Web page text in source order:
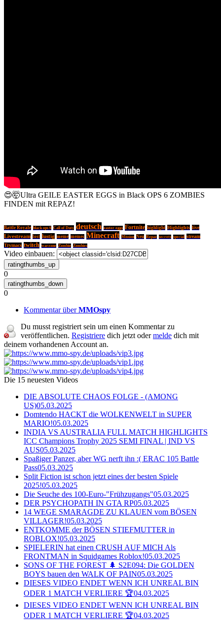
😍🤯Ultra GEILE EASTER EGGS in Black OPS 6 ZOMBIES
FINDEN mit REPAZ!
Battle Royale black ops 6 Call of Duty deutsch easter eggs Fortnite highlight Highlights live
Livestream lost lustig meme memes Minecraft Mission Neu Repaz secrets special stream
Trymacs twitch warzone Zombie Zombies
Video einbauen:
0
0
Kommentar überMMOspy
Du musst registriert sein um einen Kommentar zu
veröffentlichen. Registriere dich jetzt odermelde dich mit
deinem vorhandenen Account an.
Die 15 neuesten Videos
DIE ABSOLUTE CHAOS FOLGE - (AMONG
US)05.03.2025
Domtendo HACKT die WOLKENWELT in SUPER
MARIO!05.03.2025
INDIA VS AUSTRALIA FULL MATCH HIGHLIGHTS
ICC Champions Trophy 2025 SEMI FINAL | IND VS
AUS05.03.2025
Spaßiger Panzer, aber WG nerft ihn :( ERAC 105 Battle
Pass05.03.2025
Split Fiction ist schon jetzt eines der besten Spiele
2025!05.03.2025
Die Seuche des 100-Euro-"Frühzugangs"05.03.2025
DER PSYCHOPATH IN GTA RP05.03.2025
14 WEGE SMARAGDE ZU KLAUEN vom BÖSEN
VILLAGER!05.03.2025
ENTKOMME der BÖSEN STIEFMUTTER in
ROBLOX!05.03.2025
SPIELERIN hat einen CRUSH AUF MICH Als
FRONTMAN in Squidgames Roblox!05.03.2025
SONS OF THE FOREST 🌲 S2E094: Die GOLDEN
BOYS bauen den WALK OF PAIN05.03.2025
DIESES VIDEO ENDET WENN ICH UNREAL BIN
ODER 1 MATCH VERLIERE 🏆04.03.2025
DIESES VIDEO ENDET WENN ICH UNREAL BIN
ODER 1 MATCH VERLIERE 🏆04.03.2025